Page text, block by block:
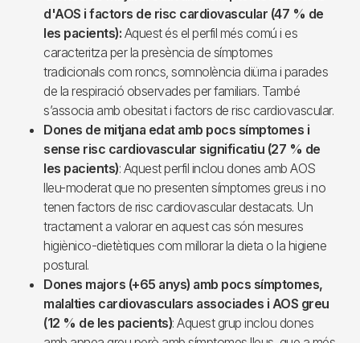
d'AOS i factors de risc cardiovascular (47 % de
les pacients): Aquest és el perfil més comú i es
caracteritza per la presència de símptomes
tradicionals com roncs, somnolència diürna i parades
de la respiració observades per familiars. També
s’associa amb obesitat i factors de risc cardiovascular.
Dones de mitjana edat amb pocs símptomes i
sense risc cardiovascular significatiu (27 % de
les pacients): Aquest perfil inclou dones amb AOS
lleu-moderat que no presenten símptomes greus i no
tenen factors de risc cardiovascular destacats. Un
tractament a valorar en aquest cas són mesures
higiènico-dietètiques com millorar la dieta o la higiene
postural.
Dones majors (+65 anys) amb pocs símptomes,
malalties cardiovasculars associades i AOS greu
(12 % de les pacients): Aquest grup inclou dones